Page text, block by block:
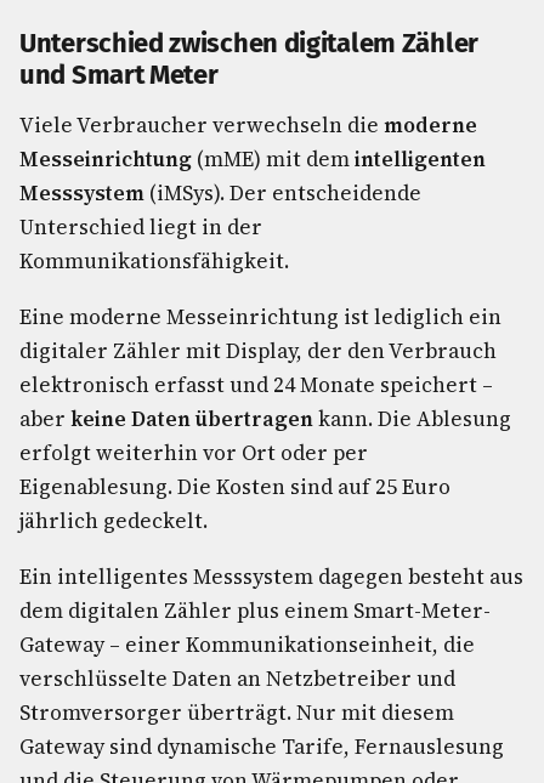
Unterschied zwischen digitalem Zähler
und Smart Meter
Viele Verbraucher verwechseln die moderne
Messeinrichtung (mME) mit demintelligenten
Messsystem (iMSys). Der entscheidende
Unterschied liegt in der
Kommunikationsfähigkeit.
Eine moderne Messeinrichtung ist lediglich ein
digitaler Zähler mit Display, der den Verbrauch
elektronisch erfasst und 24 Monate speichert –
aber keine Daten übertragenkann. Die Ablesung
erfolgt weiterhin vor Ort oder per
Eigenablesung. Die Kosten sind auf 25 Euro
jährlich gedeckelt.
Ein intelligentes Messsystem dagegen besteht aus
dem digitalen Zähler plus einem Smart-Meter-
Gateway – einer Kommunikationseinheit, die
verschlüsselte Daten an Netzbetreiber und
Stromversorger überträgt. Nur mit diesem
Gateway sind dynamische Tarife, Fernauslesung